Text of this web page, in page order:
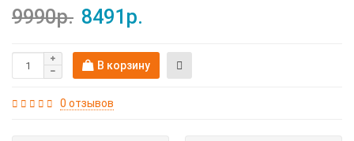
9990р. 8491р.
В корзину
0 отзывов